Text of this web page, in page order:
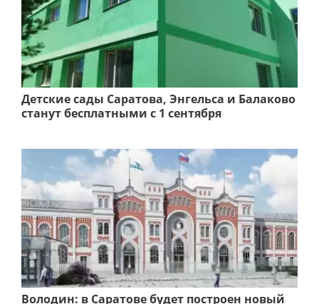
Детские сады Саратова, Энгельса и Балаково
станут бесплатными с 1 сентября
Володин: в Саратове будет построен новый